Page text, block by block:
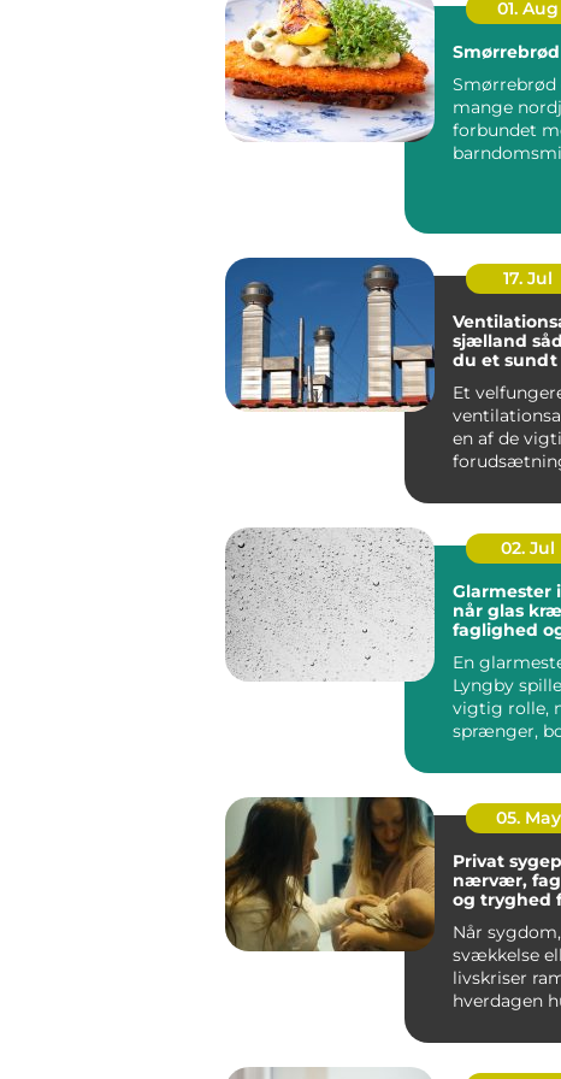
01. Aug
Smørrebrød
mange
forbundet
17. Jul
sjælland sådan får
du et sundt
Et
en af de
02. Jul
Glarmester
når glas
faglighed
En
Lyngby
vigtig rolle,
sprænger,
el...
05. May
Privat
nærvær,
og tryghed
Når sygdom,
svækkelse
livskriser
hverdagen
Mange